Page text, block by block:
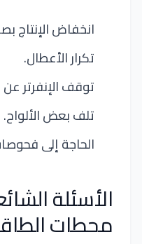
انخفاض الإنتاج
تكرار الأعطال.
توقف الإنفرتر
تلف بعض الألواح.
الحاجة إلى
الأسئلة
محطات